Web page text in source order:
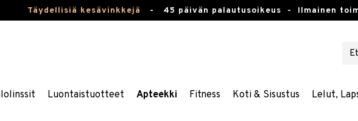
Täydellisiä kesävinkkejä - 45 päivän palautusoikeus - Ilmainen
Luontaistuotteet Apteekki Fitness Koti & Sisustus Lelut,